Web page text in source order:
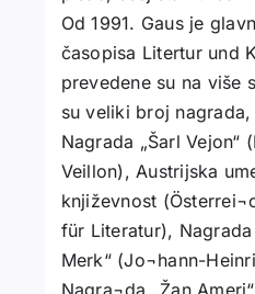
Od 1991. Gaus je
časopisa Litertur und
prevedene su na više
su veliki broj
Nagrada „Šarl Vejon“
Veillon), Austrijska
književnost
für Literatur),
Merk“ (Jo¬hann-
Nagra¬da „Žan